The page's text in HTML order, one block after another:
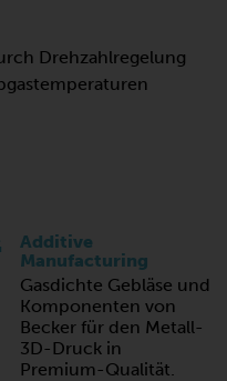
Drehzahlregelung
Additive
Manufacturing
Gasdichte Gebläse und
Komponenten von
Becker für den Metall-
3D-Druck in
Premium-Qualität.